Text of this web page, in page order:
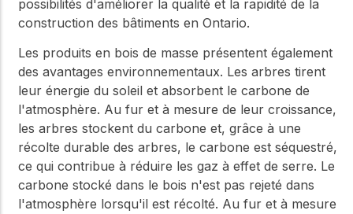
possibilités d'améliorer la qualité et la rapidité de la
construction des bâtiments en Ontario.
Les produits en bois de masse présentent également
des avantages environnementaux. Les arbres tirent
leur énergie du soleil et absorbent le carbone de
l'atmosphère. Au fur et à mesure de leur croissance,
les arbres stockent du carbone et, grâce à une
récolte durable des arbres, le carbone est séquestré,
ce qui contribue à réduire les gaz à effet de serre. Le
carbone stocké dans le bois n'est pas rejeté dans
l'atmosphère lorsqu'il est récolté. Au fur et à mesure